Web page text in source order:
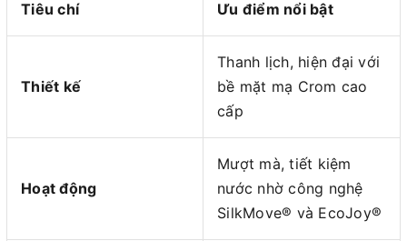
Tiêu chí Ưu điểm nổi bật
Thiết kế
Thanh lịch, hiện đại với
bề mặt mạ Crom cao
cấp
Hoạt động
Mượt mà, tiết kiệm
nước nhờ công nghệ
SilkMove® và EcoJoy®